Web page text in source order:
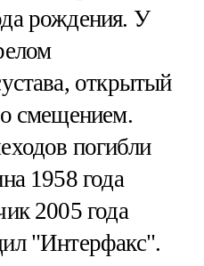
рождения. У
открытый
смещением.
погибли
1958 года
2005 года
"Интерфакс".